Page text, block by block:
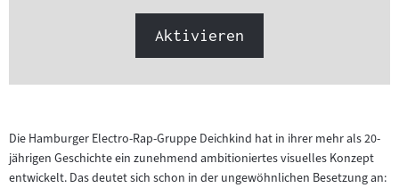
Aktivieren
Die Hamburger Electro-Rap-Gruppe Deichkind hat in ihrer mehr als 20-
jährigen Geschichte ein zunehmend ambitioniertes visuelles Konzept
entwickelt. Das deutet sich schon in der ungewöhnlichen Besetzung an: